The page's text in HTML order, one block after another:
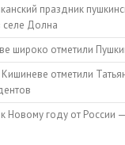
праздник
селе Долна
широко отметили
отметили
Новому году от России